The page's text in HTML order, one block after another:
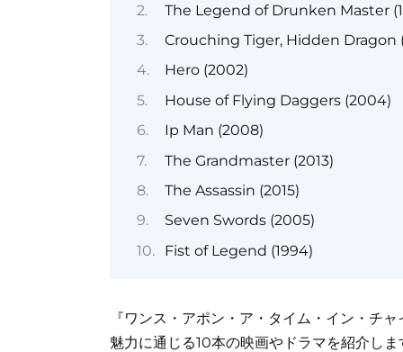
The Legend of Drunken Master
Crouching Tiger, Hidden Dragon
Hero (2002)
House of Flying Daggers (2004)
Ip Man (2008)
The Grandmaster (2013)
The Assassin (2015)
Seven Swords (2005)
Fist of Legend (1994)
『ワンス・アポン・ア・タイム・イン・チ
魅力に通じる10本の映画やドラマを紹介し